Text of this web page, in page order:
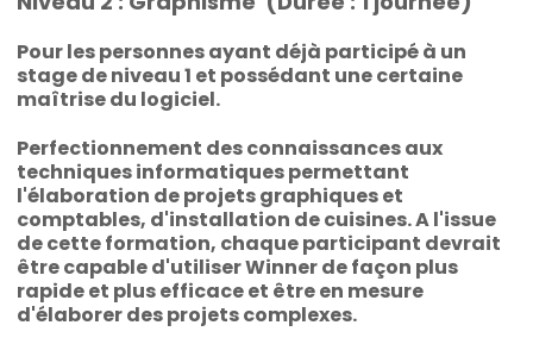
Pour les personnes ayant déjà participé à un
stage de niveau 1 et possédant une certaine
maîtrise du logiciel.
Perfectionnement des connaissances aux
techniques informatiques permettant
l'élaboration de projets graphiques et
comptables, d'installation de cuisines. A l'issue
de cette formation, chaque participant devrait
être capable d'utiliser Winner de façon plus
rapide et plus efficace et être en mesure
d'élaborer des projets complexes.